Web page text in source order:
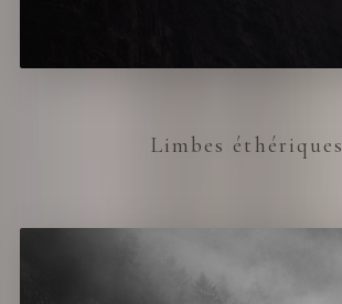
Limbes éthériques